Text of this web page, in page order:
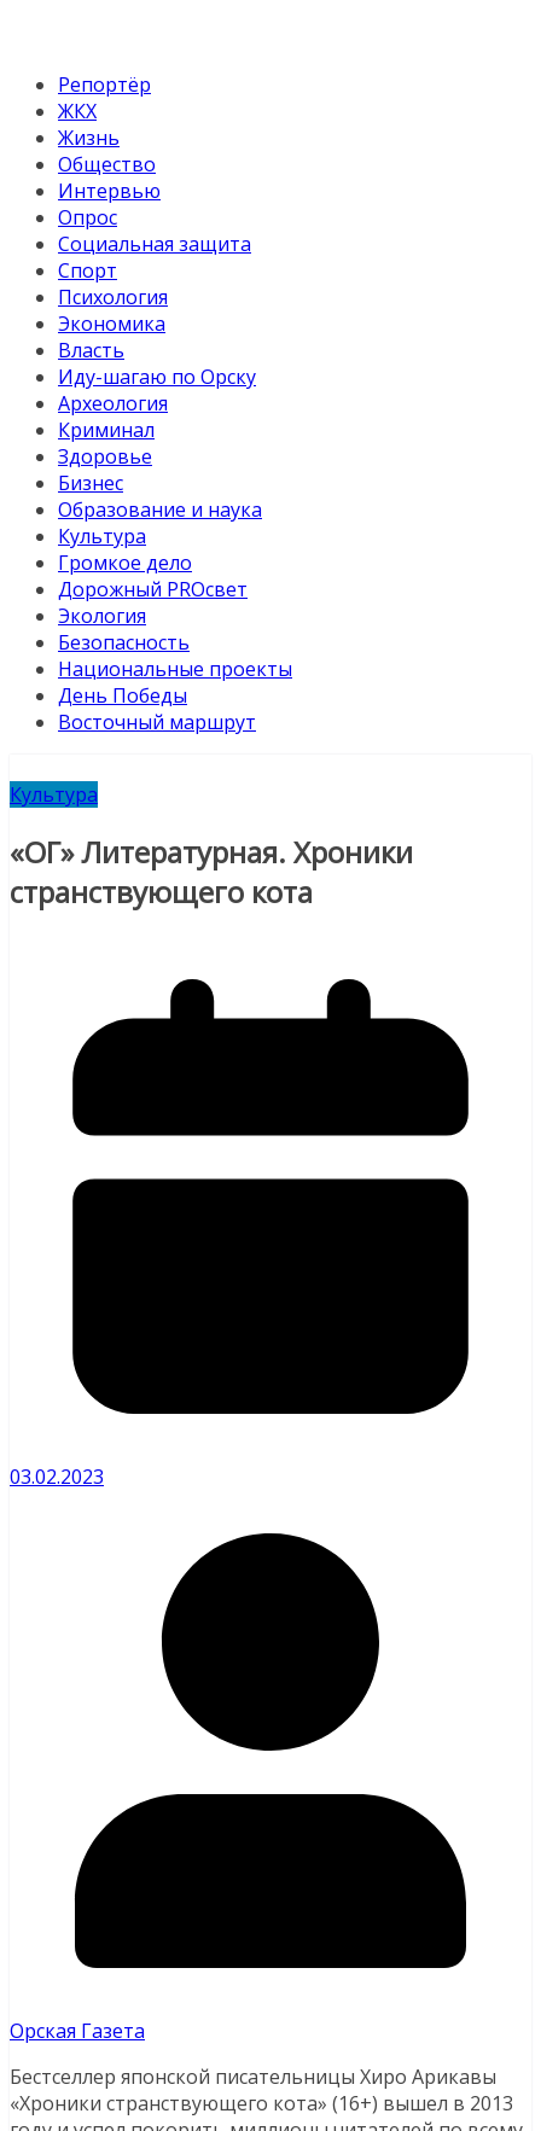
Репортёр
ЖКХ
Жизнь
Общество
Интервью
Опрос
Социальная защита
Спорт
Психология
Экономика
Власть
Иду-шагаю по Орску
Археология
Криминал
Здоровье
Бизнес
Образование и наука
Культура
Громкое дело
Дорожный PROсвет
Экология
Безопасность
Национальные проекты
День Победы
Восточный маршрут
Культура
«ОГ» Литературная. Хроники
странствующего кота
03.02.2023
Орская Газета
Бестселлер японской писательницы Хиро Арикавы
«Хроники странствующего кота» (16+) вышел в 2013